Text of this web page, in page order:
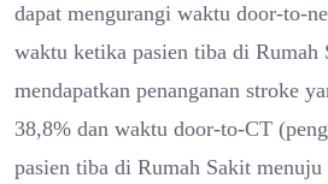
dapat mengurangi waktu door-to-
waktu ketika pasien tiba di Rumah
mendapatkan penanganan stroke
38,8% dan waktu door-to-CT
pasien tiba di Rumah Sakit